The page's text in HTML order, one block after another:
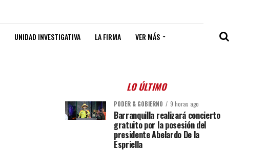
UNIDAD INVESTIGATIVA LA FIRMA VER MÁS
LO ÚLTIMO
PODER & GOBIERNO 9 horas ago
Barranquilla realizará concierto
gratuito por la posesión del
presidente Abelardo De la
Espriella